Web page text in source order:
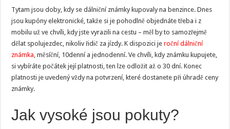
Tytam jsou doby, kdy se dálniční známky kupovaly na benzince. Dnes
jsou kupóny elektronické, takže si je pohodlně objednáte třeba i z
mobilu už ve chvíli, kdy jste vyrazili na cestu – měl by to samozřejmě
dělat spolujezdec, nikoliv řidič za jízdy. K dispozici jeroční dálniční
známka , měsíční, 10denní a jednodenní. Ve chvíli, kdy známku kupujete,
si vybíráte počátek její platnosti, ten lze odložit až o 30 dní. Konec
platnosti je uvedený vždy na potvrzení, které dostanete při úhradě ceny
známky.
Jak vysoké jsou pokuty?